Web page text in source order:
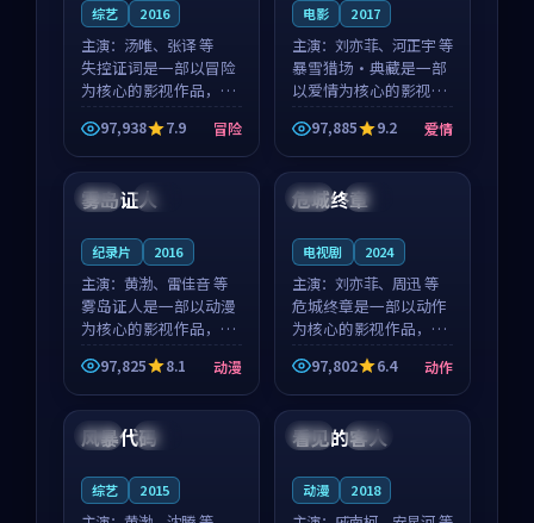
综艺 2016
主演： 汤唯、张译 等
失控证词是一部以冒险
为核心的影视作品，围
绕危机、反转与人物成
长展开，整体节奏紧
凑，值得推荐观看。
97,938 7.9 冒险
电影 2017
主演： 刘亦菲、河正宇 等
暴雪猎场·典藏是一部
以爱情为核心的影视作
品，围绕危机、反转与
人物成长展开，整体节
奏紧凑，值得推荐观
看。
97,885 9.2 爱情
英国 院线
雾岛证人
纪录片 2016
主演： 黄渤、雷佳音 等
雾岛证人是一部以动漫
为核心的影视作品，围
绕危机、反转与人物成
长展开，整体节奏紧
凑，值得推荐观看。
97,825 8.1 动漫
泰国 院线
危城终章
电视剧 2024
主演： 刘亦菲、周迅 等
危城终章是一部以动作
为核心的影视作品，围
绕危机、反转与人物成
长展开，整体节奏紧
凑，值得推荐观看。
97,802 6.4 动作
中国 独播
风暴代码
综艺 2015
泰国 完结
看见的客人
动漫 2018